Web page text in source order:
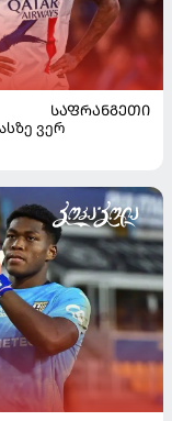
ᲡᲐᲤᲠᲐᲜᲒᲔᲗᲘ
ვერ